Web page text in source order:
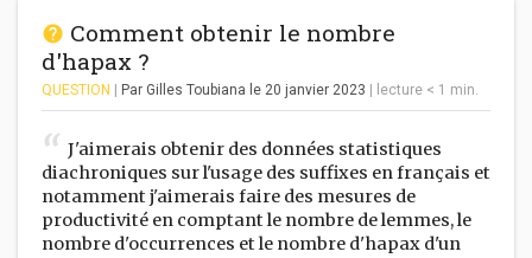
Comment obtenir le nombre
d'hapax ?
QUESTION | Par Gilles Toubiana le 20 janvier 2023 | lecture < 1 min.
J'aimerais obtenir des données statistiques
diachroniques sur l'usage des suffixes en français et
notamment j'aimerais faire des mesures de
productivité en comptant le nombre de lemmes, le
nombre d'occurrences et le nombre d'hapax d'un